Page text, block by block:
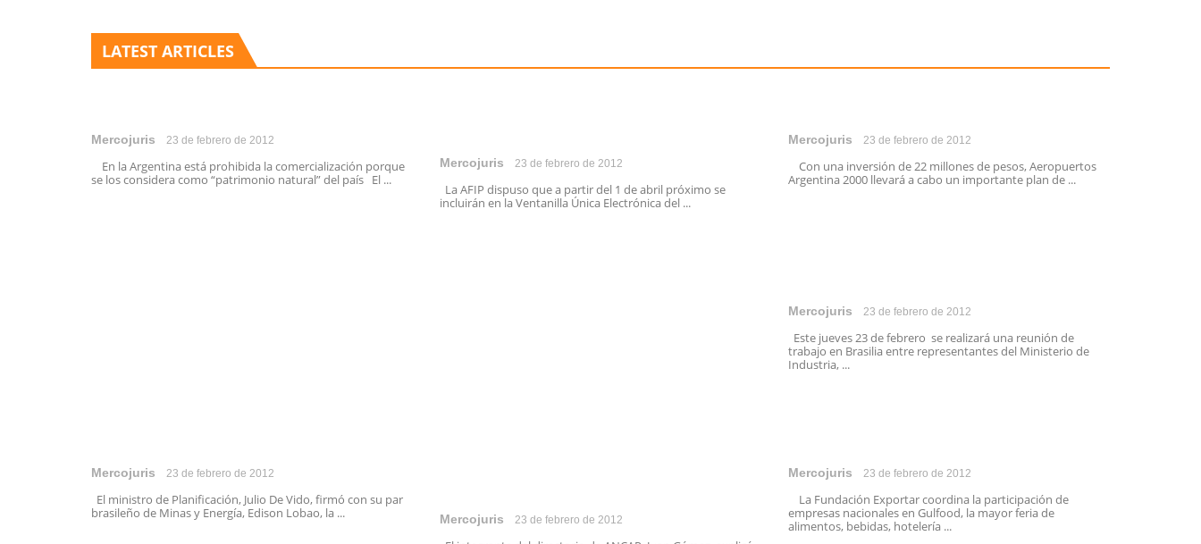
LATEST ARTICLES
Mercojuris 23 de febrero de 2012
En la Argentina está prohibida la comercialización porque
se los considera como “patrimonio natural” del país El ...
Mercojuris 23 de febrero de 2012
La AFIP dispuso que a partir del 1 de abril próximo se
incluirán en la Ventanilla Única Electrónica del ...
Mercojuris 23 de febrero de 2012
Con una inversión de 22 millones de pesos, Aeropuertos
Argentina 2000 llevará a cabo un importante plan de ...
Mercojuris 23 de febrero de 2012
Este jueves 23 de febrero se realizará una reunión de
trabajo en Brasilia entre representantes del Ministerio de
Industria, ...
Mercojuris 23 de febrero de 2012
El ministro de Planificación, Julio De Vido, firmó con su par
brasileño de Minas y Energía, Edison Lobao, la ...
Mercojuris 23 de febrero de 2012
Mercojuris 23 de febrero de 2012
La Fundación Exportar coordina la participación de
empresas nacionales en Gulfood, la mayor feria de
alimentos, bebidas, hotelería ...